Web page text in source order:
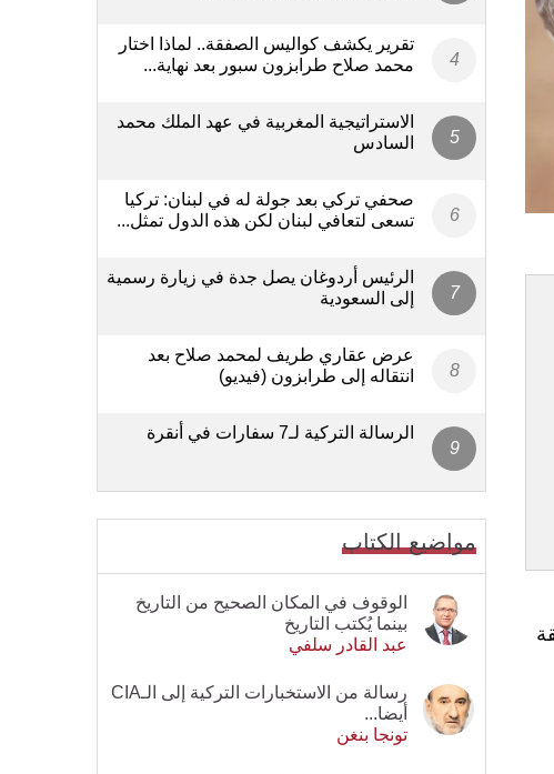
تقرير يكشف كواليس الصفقة.. لماذا اختار
محمد صلاح طرابزون سبور بعد نهاية...
الاستراتيجية المغربية في عهد الملك محمد
السادس
صحفي تركي بعد جولة له في لبنان: تركيا
تسعى لتعافي لبنان لكن هذه الدول تمثل...
الرئيس أردوغان يصل جدة في زيارة رسمية
إلى السعودية
عرض عقاري طريف لمحمد صلاح بعد
انتقاله إلى طرابزون (فيديو)
الرسالة التركية لـ7 سفارات في أنقرة
مواضيع الكتاب
الوقوف في المكان الصحيح من التاريخ
بينما يُكتب التاريخ
عبد القادر سلفي
رسالة من الاستخبارات التركية إلى الـCIA
أيضا...
تونجا بنغن